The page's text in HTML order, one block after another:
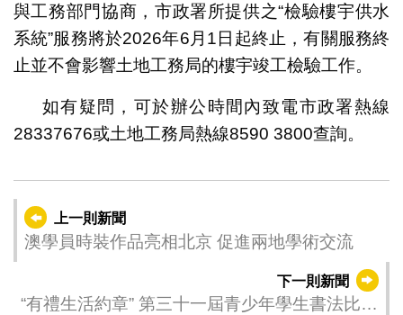
與工務部門協商，市政署所提供之“檢驗樓宇供水
系統”服務將於2026年6月1日起終止，有關服務終
止並不會影響土地工務局的樓宇竣工檢驗工作。
如有疑問，可於辦公時間內致電市政署熱線
28337676或土地工務局熱線8590 3800查詢。
上一則新聞
澳學員時裝作品亮相北京 促進兩地學術交流
下一則新聞
“有禮生活約章” 第三十一屆青少年學生書法比賽